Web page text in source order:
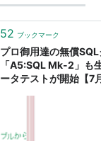
52 ブックマーク
プロ御用達の無償
「A5:SQL Mk-2」も
ータテストが開始【7